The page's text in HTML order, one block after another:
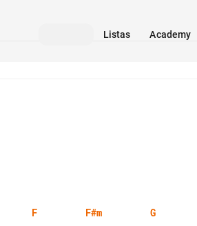
Listas Academy
F F#m G